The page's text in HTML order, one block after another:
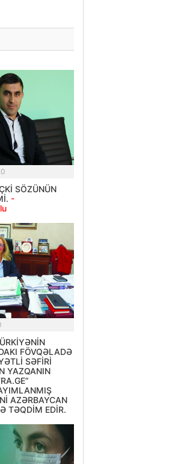
SÖZÜNÜN
-
FÖVQƏLADƏ
SƏFİRİ
YAZQANIN
AZƏRBAYCAN
TƏQDİM EDİR.